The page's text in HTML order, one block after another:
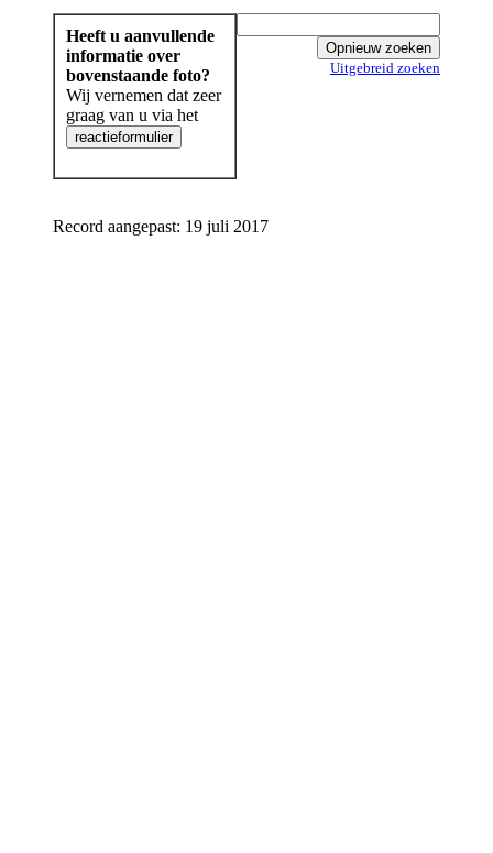
Heeft u aanvullende
informatie over
bovenstaande foto?
Wij vernemen dat zeer
graag van u via het
Uitgebreid zoeken
Record aangepast: 19 juli 2017